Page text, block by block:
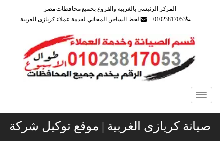
المركز الرئيسي بالغربية والفروع بجميع محافظات مصر
01023817053
الخط الساخن المجاني لخدمة عملاء كريازى الغربية
Toggle
navigation
صيانة كريازى الغربية | موقع توكيل شركة